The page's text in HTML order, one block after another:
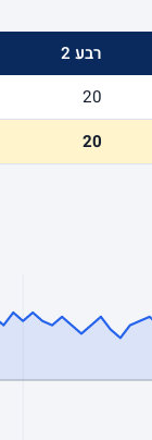
רבע 2
20
20